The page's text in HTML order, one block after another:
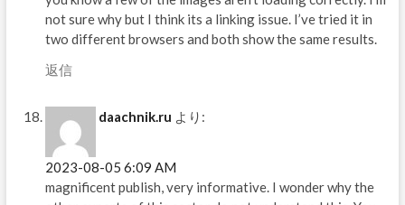
not sure why but I think its a linking issue. I’ve tried it in
two different browsers and both show the same results.
返信
daachnik.ru より:
2023-08-05 6:09 AM
magnificent publish, very informative. I wonder why the